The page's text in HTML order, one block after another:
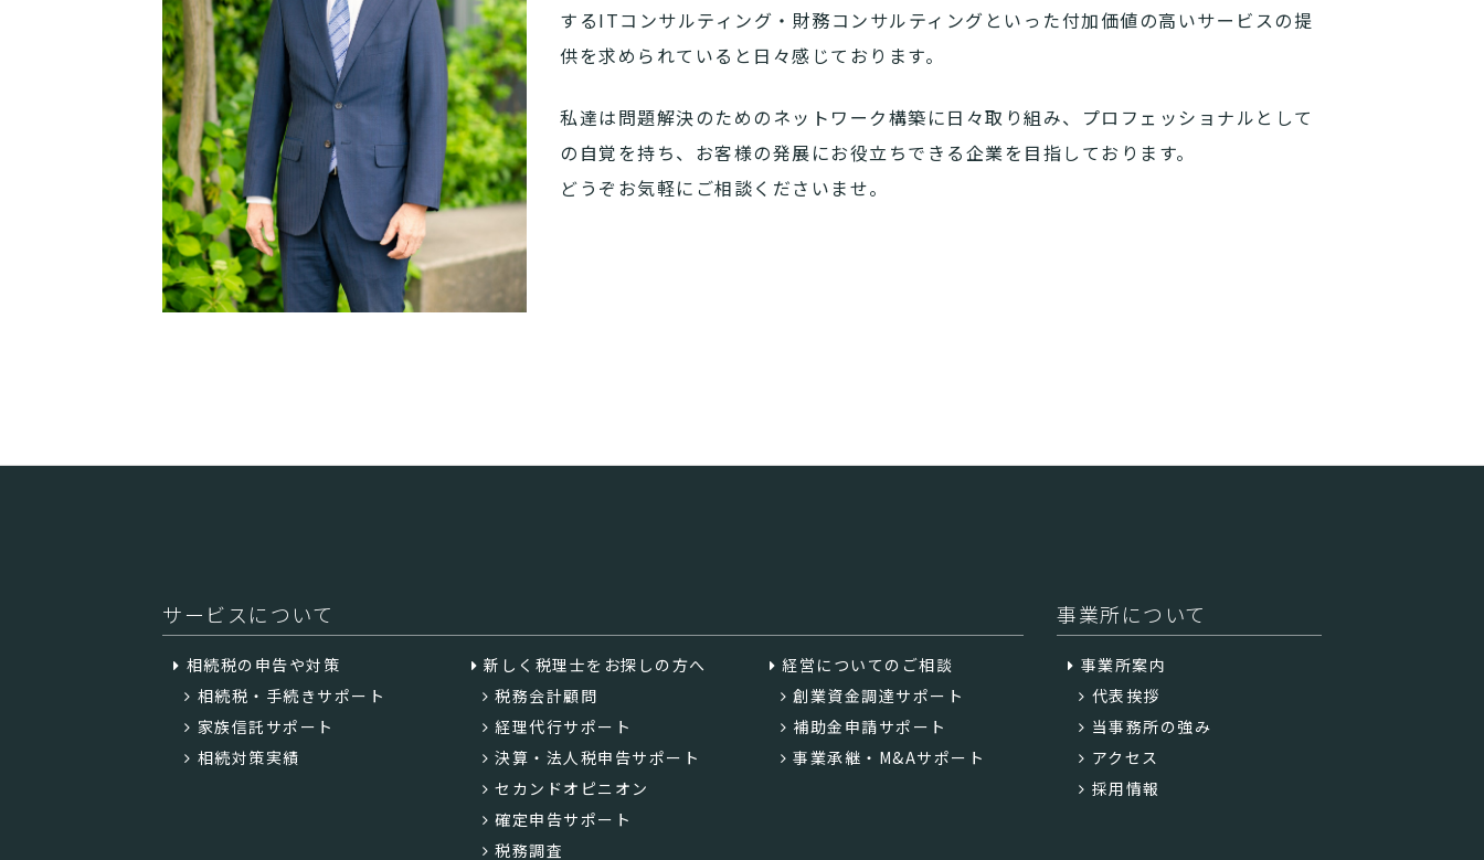
するITコンサルティング・財務コンサルティングといった付加価値の高いサービスの提
供を求められていると日々感じております。
私達は問題解決のためのネットワーク構築に日々取り組み、プロフェッショナルとして
の自覚を持ち、お客様の発展にお役立ちできる企業を目指しております。
どうぞお気軽にご相談くださいませ。
サービスについて
相続税の申告や対策
相続税・手続きサポート
家族信託サポート
相続対策実績
新しく税理士をお探しの方へ
税務会計顧問
経理代行サポート
決算・法人税申告サポート
セカンドオピニオン
確定申告サポート
税務調査
経営についてのご相談
創業資金調達サポート
補助金申請サポート
事業承継・M&Aサポート
事業所について
事業所案内
代表挨拶
当事務所の強み
アクセス
採用情報